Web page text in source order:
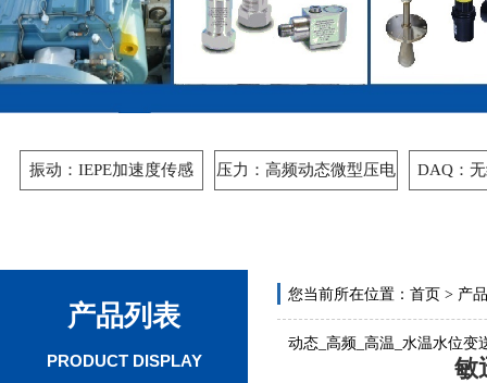
振动：IEPE加速度传感 压力：高频动态微型压电 DAQ：
产品列表
PRODUCT DISPLAY
您当前所在位置： 首页 > 产
动态_高频_高温_水温水位变
敏